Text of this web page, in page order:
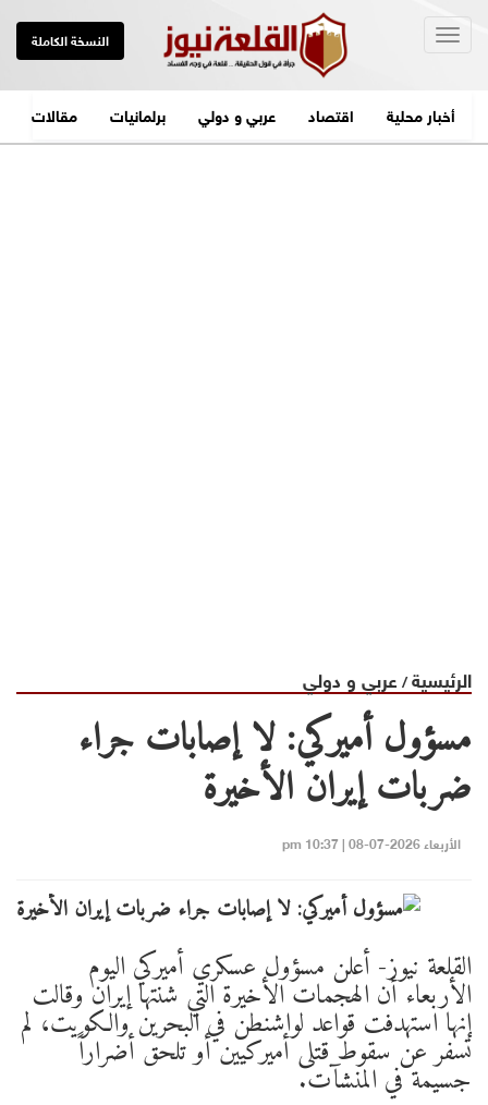
النسخة الكاملة
أخبار محلية اقتصاد عربي و دولي برلمانيات مقالات
الرئيسية/ عربي و دولي
مسؤول أميركي: لا إصابات جراء
ضربات إيران الأخيرة
الأربعاء 2026-07-08 | 10:37 pm
القلعة نيوز- أعلن مسؤول عسكري أميركي اليوم
الأربعاء أن الهجمات الأخيرة التي شنتها إيران وقالت
إنها استهدفت قواعد لواشنطن في البحرين والكويت، لم
تسفر عن سقوط قتلى أميركيين أو تلحق أضراراً
جسيمة في المنشآت.